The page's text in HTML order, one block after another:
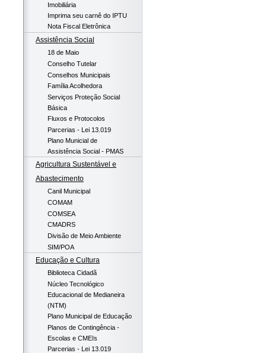
Imobiliária
Imprima seu carnê do IPTU
Nota Fiscal Eletrônica
Assistência Social
18 de Maio
Conselho Tutelar
Conselhos Municipais
Família Acolhedora
Serviços Proteção Social
Básica
Fluxos e Protocolos
Parcerias - Lei 13.019
Plano Municial de
Assistência Social - PMAS
Agricultura Sustentável e
Abastecimento
Canil Municipal
COMAM
COMSEA
CMADRS
Divisão de Meio Ambiente
SIM/POA
Educação e Cultura
Biblioteca Cidadã
Núcleo Tecnológico
Educacional de Medianeira
(NTM)
Plano Municipal de Educação
Planos de Contingência -
Escolas e CMEIs
Parcerias - Lei 13.019